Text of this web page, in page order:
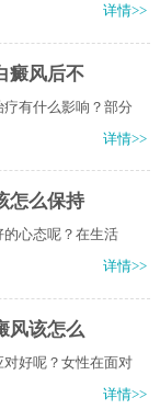
详情>>
癜风后不
有什么影响？部分
详情>>
怎么保持
心态呢？在生活
详情>>
风该怎么
好呢？女性在面对
详情>>